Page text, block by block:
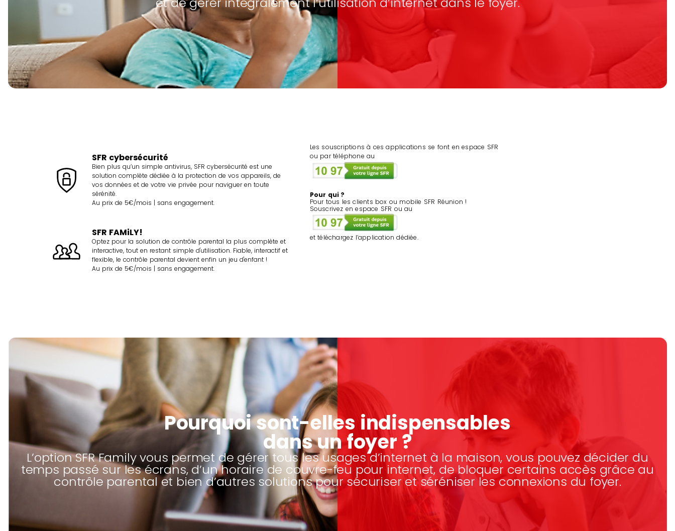
SFR cybersécurité
Bien plus qu’un simple antivirus, SFR cybersécurité est une
solution complète dédiée à la protection de vos appareils, de
vos données et de votre vie privée pour naviguer en toute
sérénité.
Au prix de 5€/mois | sans engagement.
SFR FAMiLY!
Optez pour la solution de contrôle parental la plus complète et
interactive, tout en restant simple d'utilisation. Fiable, interactif et
flexible, le contrôle parental devient enfin un jeu d'enfant !
Au prix de 5€/mois | sans engagement.
Les souscriptions à ces applications se font en espace SFR
ou par téléphone au
Pour qui ?
Pour tous les clients box ou mobile SFR Réunion !
Souscrivez en espace SFR ou au
et téléchargez l’application dédiée.
Pourquoi sont-elles indispensables
dans un foyer ?
L’option SFR Family vous permet de gérer tous les usages d’internet à la maison, vous pouvez décider du
temps passé sur les écrans, d’un horaire de couvre-feu pour internet, de bloquer certains accès grâce au
contrôle parental et bien d’autres solutions pour sécuriser et séréniser les connexions du foyer.